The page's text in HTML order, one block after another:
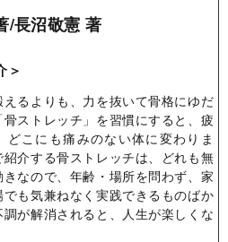
/長沼敬憲 著
＞
えるよりも、力を抜いて骨格にゆだ
ストレッチ」を習慣にすると、疲
どこにも痛みのない体に変わりま
紹介する骨ストレッチは、どれも無
なので、年齢・場所を問わず、家
でも気兼ねなく実践できるものばか
調が解消されると、人生が楽しくな